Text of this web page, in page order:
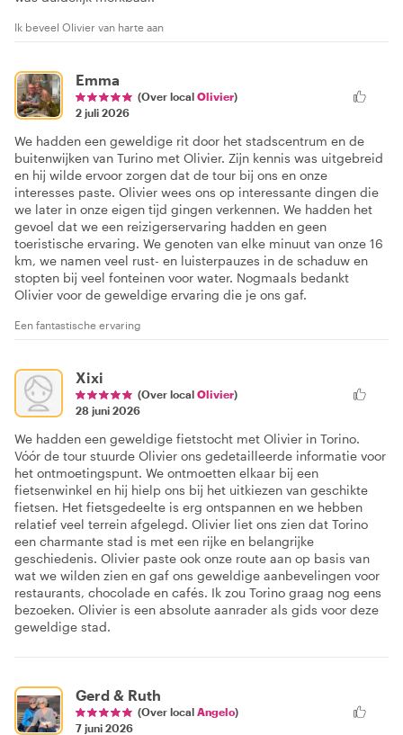
Ik beveel Olivier van harte aan
Emma
(Over local Olivier)
2 juli 2026
We hadden een geweldige rit door het stadscentrum en de
buitenwijken van Turino met Olivier. Zijn kennis was uitgebreid
en hij wilde ervoor zorgen dat de tour bij ons en onze
interesses paste. Olivier wees ons op interessante dingen die
we later in onze eigen tijd gingen verkennen. We hadden het
gevoel dat we een reizigerservaring hadden en geen
toeristische ervaring. We genoten van elke minuut van onze 16
km, we namen veel rust- en luisterpauzes in de schaduw en
stopten bij veel fonteinen voor water. Nogmaals bedankt
Olivier voor de geweldige ervaring die je ons gaf.
Een fantastische ervaring
Xixi
(Over local Olivier)
28 juni 2026
We hadden een geweldige fietstocht met Olivier in Torino.
Vóór de tour stuurde Olivier ons gedetailleerde informatie voor
het ontmoetingspunt. We ontmoetten elkaar bij een
fietsenwinkel en hij hielp ons bij het uitkiezen van geschikte
fietsen. Het fietsgedeelte is erg ontspannen en we hebben
relatief veel terrein afgelegd. Olivier liet ons zien dat Torino
een charmante stad is met een rijke en belangrijke
geschiedenis. Olivier paste ook onze route aan op basis van
wat we wilden zien en gaf ons geweldige aanbevelingen voor
restaurants, chocolade en cafés. Ik zou Torino graag nog eens
bezoeken. Olivier is een absolute aanrader als gids voor deze
geweldige stad.
Gerd & Ruth
(Over local Angelo)
7 juni 2026